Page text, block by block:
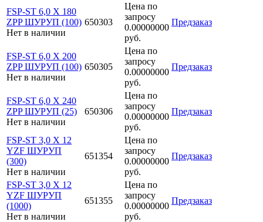
FSP-ST 6,0 X 180
ZPP ШУРУП (100)
Нет в наличии
650303
Цена по
запросу
0.00000000
руб.
Предзаказ
FSP-ST 6,0 X 200
ZPP ШУРУП (100)
Нет в наличии
650305
Цена по
запросу
0.00000000
руб.
Предзаказ
FSP-ST 6,0 X 240
ZPP ШУРУП (25)
Нет в наличии
650306
Цена по
запросу
0.00000000
руб.
Предзаказ
FSP-ST 3,0 X 12
YZF ШУРУП
(300)
Нет в наличии
651354
Цена по
запросу
0.00000000
руб.
Предзаказ
FSP-ST 3,0 X 12
YZF ШУРУП
(1000)
Нет в наличии
651355
Цена по
запросу
0.00000000
руб.
Предзаказ